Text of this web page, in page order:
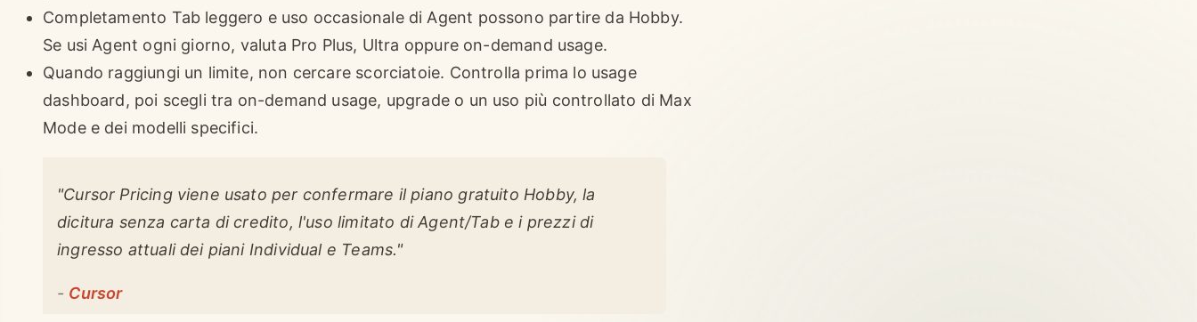
Completamento Tab leggero e uso occasionale di Agent possono partire da Hobby.
Se usi Agent ogni giorno, valuta Pro Plus, Ultra oppure on-demand usage.
Quando raggiungi un limite, non cercare scorciatoie. Controlla prima lo usage
dashboard, poi scegli tra on-demand usage, upgrade o un uso più controllato di Max
Mode e dei modelli specifici.
"Cursor Pricing viene usato per confermare il piano gratuito Hobby, la
dicitura senza carta di credito, l'uso limitato di Agent/Tab e i prezzi di
ingresso attuali dei piani Individual e Teams."
- Cursor